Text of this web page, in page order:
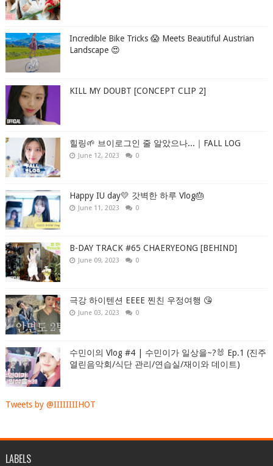
Incredible Bike Tricks 😱 Meets Beautiful Austrian
Landscape 😍
KILL MY DOUBT [CONCEPT CLIP 2]
힐링🌱 브이로그인 줄 알았으나...｜FALL LOG
June 12, 2023 0
Happy IU day💛 갓벽한 하루 Vlog🎂
June 11, 2023 0
B-DAY TRACK #65 CHAERYEONG [BEHIND]
June 09, 2023 0
극강 하이텐션 EEEE 찐친 우정여행 😘
June 03, 2023 0
수민이의 Vlog #4 | 수민이가 일상을~?🐰 Ep.1 (진주
열린음악회/식단 관리/연습실/재이와 데이트)
Tweets by @IIIIIIIIHOT
LABELS